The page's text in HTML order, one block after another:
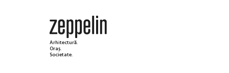
Arhitectură.
Oraș.
Societate.